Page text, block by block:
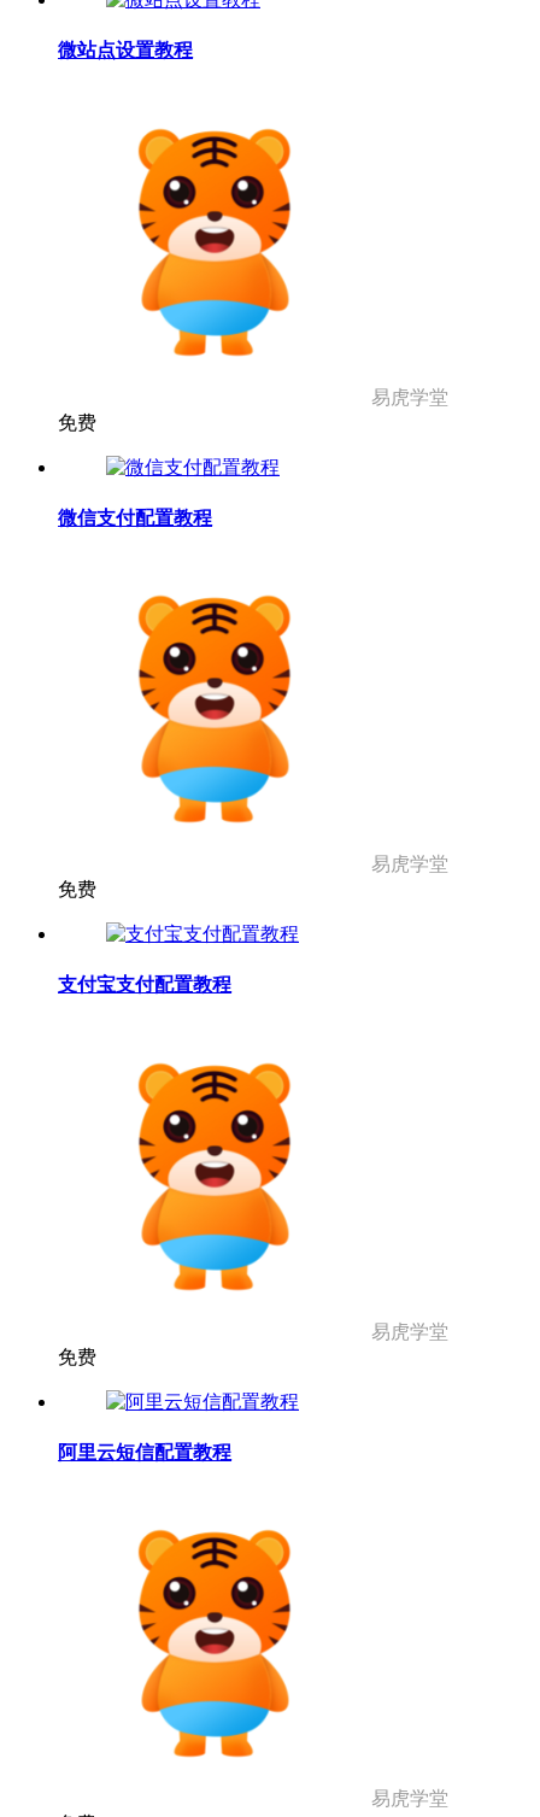
微站点设置教程
易虎学堂
免费
微信支付配置教程
易虎学堂
免费
支付宝支付配置教程
易虎学堂
免费
阿里云短信配置教程
易虎学堂